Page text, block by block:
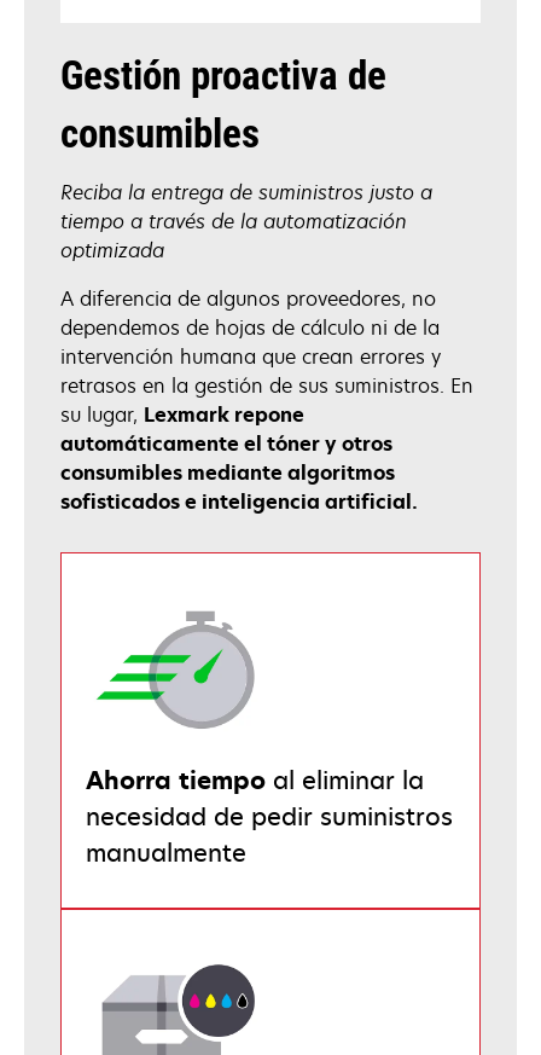
Gestión proactiva de
consumibles
Reciba la entrega de suministros justo a
tiempo a través de la automatización
optimizada
A diferencia de algunos proveedores, no
dependemos de hojas de cálculo ni de la
intervención humana que crean errores y
retrasos en la gestión de sus suministros. En
su lugar, Lexmark repone
automáticamente el tóner y otros
consumibles mediante algoritmos
sofisticados e inteligencia artificial.
Ahorra tiempo al eliminar la
necesidad de pedir suministros
manualmente